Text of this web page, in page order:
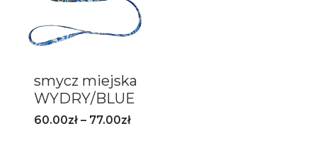
smycz miejska
WYDRY/BLUE
60.00zł – 77.00zł